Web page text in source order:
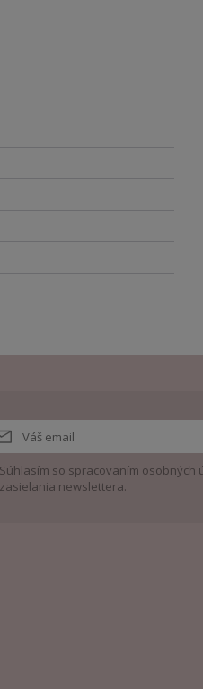
Súhlasím so spracovaním osobných
zasielania newslettera.